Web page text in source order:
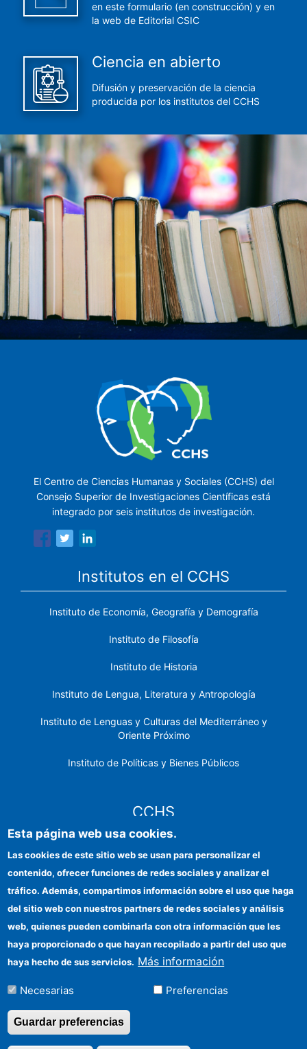
en este formulario (en construcción) y en
la web de Editorial CSIC
Ciencia en abierto
Difusión y preservación de la ciencia
producida por los institutos del CCHS
El Centro de Ciencias Humanas y Sociales (CCHS) del
Consejo Superior de Investigaciones Científicas está
integrado por seis institutos de investigación.
Institutos en el CCHS
Instituto de Economía, Geografía y Demografía
Instituto de Filosofía
Instituto de Historia
Instituto de Lengua, Literatura y Antropología
Instituto de Lenguas y Culturas del Mediterráneo y
Oriente Próximo
Instituto de Políticas y Bienes Públicos
CCHS
Identidad institucional
Ayudas FEDER
Organismos financiadores
Contacto
Cómo llegar
Esta página web usa cookies.
Las cookies de este sitio web se usan para personalizar el
contenido, ofrecer funciones de redes sociales y analizar el
tráfico. Además, compartimos información sobre el uso que haga
del sitio web con nuestros partners de redes sociales y análisis
web, quienes pueden combinarla con otra información que les
haya proporcionado o que hayan recopilado a partir del uso que
haya hecho de sus servicios. Más información
Necesarias Preferencias
Guardar preferencias